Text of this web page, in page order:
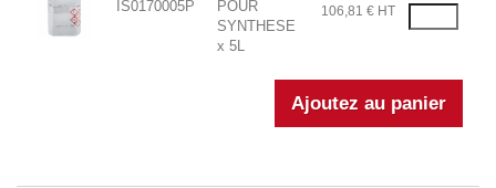
IS0170005P
POUR
SYNTHESE
x 5L
106,81 € HT